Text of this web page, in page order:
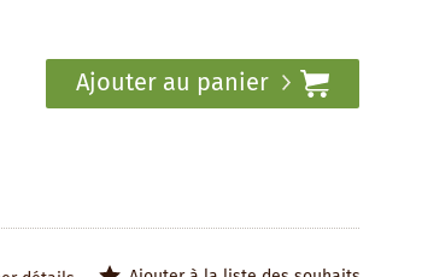
Ajouter au panier